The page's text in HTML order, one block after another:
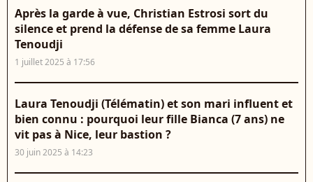
Après la garde à vue, Christian Estrosi sort du
silence et prend la défense de sa femme Laura
Tenoudji
1 juillet 2025 à 17:56
Laura Tenoudji (Télématin) et son mari influent et
bien connu : pourquoi leur fille Bianca (7 ans) ne
vit pas à Nice, leur bastion ?
30 juin 2025 à 14:23